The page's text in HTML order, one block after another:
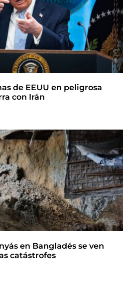
de EEUU en peligrosa
con Irán
en Bangladés se ven
catástrofes